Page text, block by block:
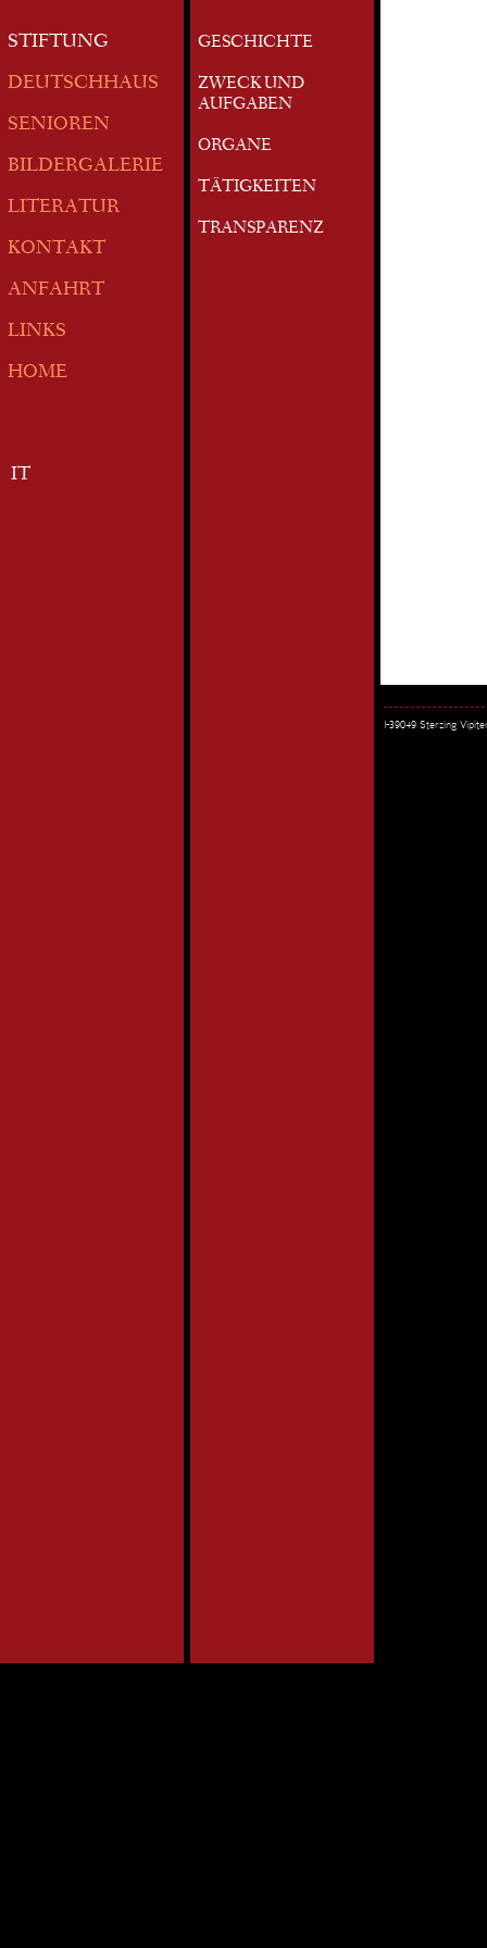
STIFTUNG
DEUTSCHHAUS
SENIOREN
BILDERGALERIE
LITERATUR
KONTAKT
ANFAHRT
LINKS
HOME
IT
GESCHICHTE
ZWECK UND
AUFGABEN
ORGANE
TÄTIGKEITEN
TRANSPARENZ
I-39049 Sterzing